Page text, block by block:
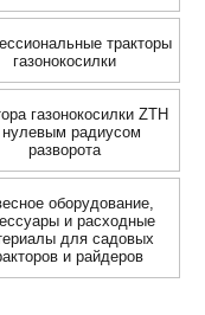
тракторы
газонокосилки
газонокосилки ZTH
радиусом
разворота
оборудование,
и расходные
для садовых
и райдеров